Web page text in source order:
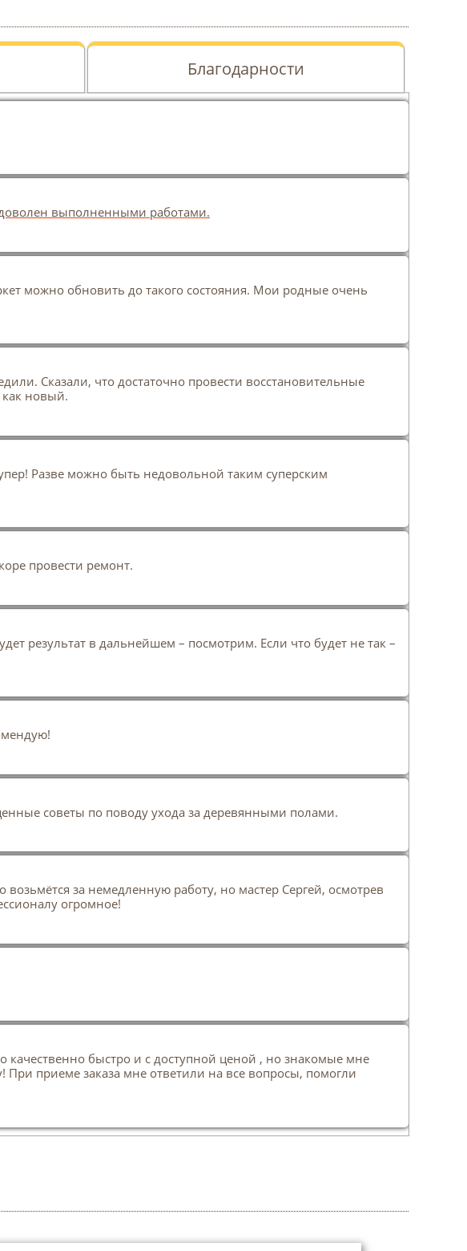
Благодарности
выполненными работами.
можно обновить до такого состояния. Мои родные очень
Сказали, что достаточно провести восстановительные
как новый.
Разве можно быть недовольной таким суперским
провести ремонт.
результат в дальнейшем – посмотрим. Если что будет не так –
советы по поводу ухода за деревянными полами.
за немедленную работу, но мастер Сергей, осмотрев
огромное!
качественно быстро и с доступной ценой , но знакомые мне
При приеме заказа мне ответили на все вопросы, помогли